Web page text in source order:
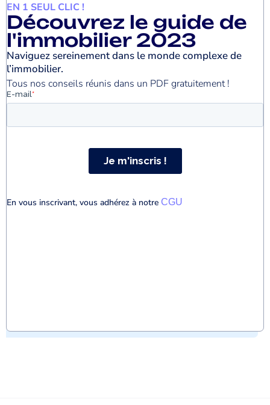
EN 1 SEUL CLIC !
Découvrez le guide de
l'immobilier 2023
Naviguez sereinement dans le monde complexe de
l’immobilier.
Tous nos conseils réunis dans un PDF gratuitement !
En vous inscrivant, vous adhérez à notre CGU